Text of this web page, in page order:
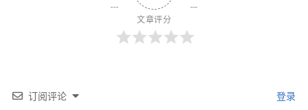
文章评分
订阅评论 登录